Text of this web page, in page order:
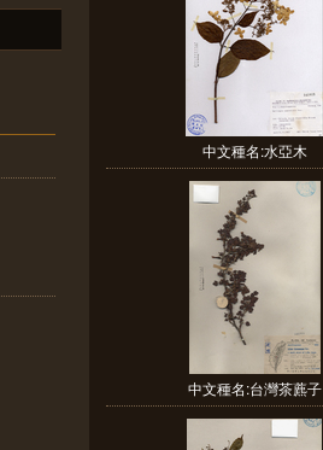
中文種名:水亞木
中文種名:台灣茶藨子